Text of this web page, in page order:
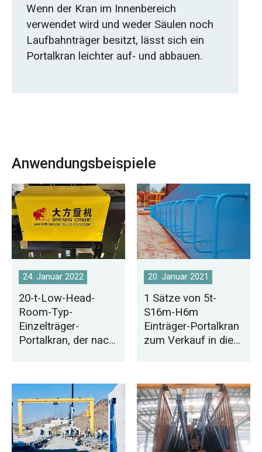
Wenn der Kran im Innenbereich
verwendet wird und weder Säulen noch
Laufbahnträger besitzt, lässt sich ein
Portalkran leichter auf- und abbauen.
Anwendungsbeispiele
24. Januar 2022
20-t-Low-Head-
Room-Typ-
Einzelträger-
Portalkran, der nach
20. Januar 2021
1 Sätze von 5t-
S16m-H6m
Einträger-Portalkran
zum Verkauf in die